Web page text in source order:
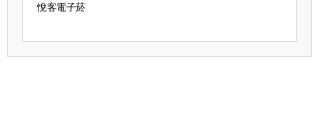
悅客電子菸